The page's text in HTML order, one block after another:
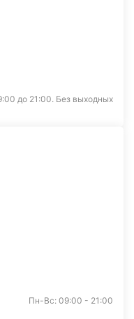
до 21:00. Без выходных
Пн-Вс: 09:00 - 21:00